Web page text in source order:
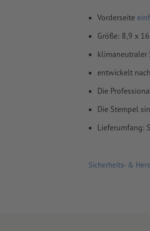
Vorderseite
Größe: 8,9 x
klimaneutraler
entwickelt
Die
Die Stempel
Lieferumfang:
Sicherheits- &